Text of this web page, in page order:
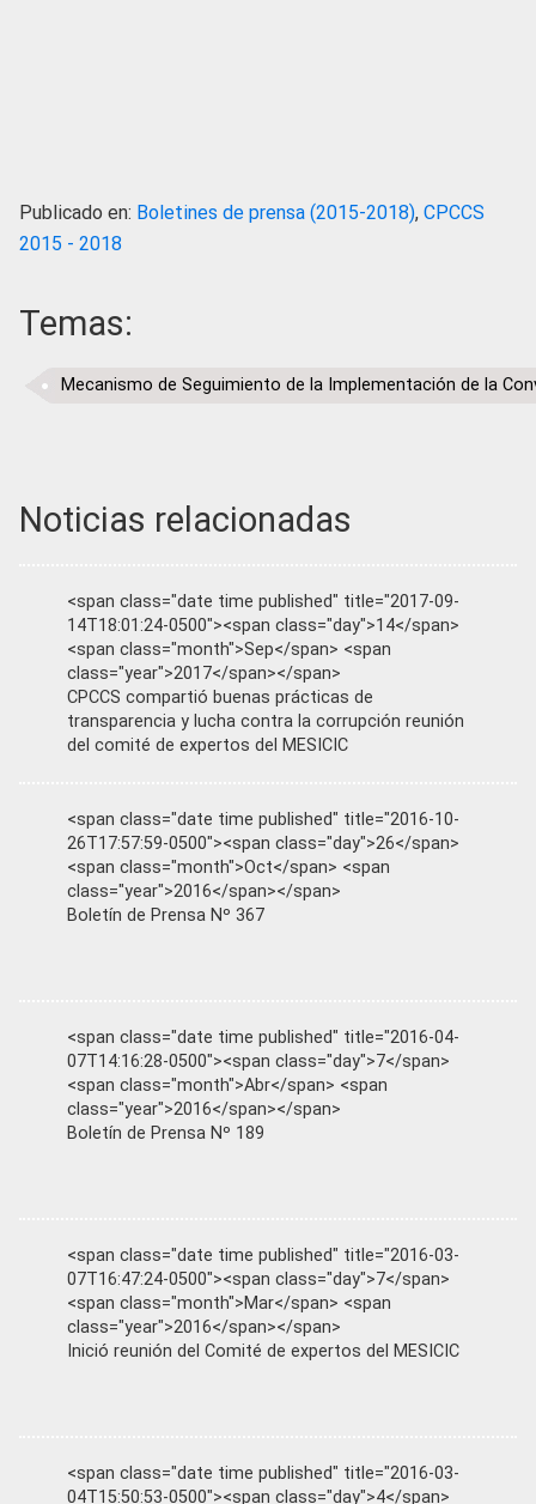
Publicado en: Boletines de prensa (2015-2018), CPCCS
2015 - 2018
Temas:
Mecanismo de Seguimiento de la Implementación de la
Noticias relacionadas
<span class="date time published" title="2017-09-
14T18:01:24-0500"><span class="day">14</span>
<span class="month">Sep</span> <span
class="year">2017</span></span>
CPCCS compartió buenas prácticas de
transparencia y lucha contra la corrupción reunión
del comité de expertos del MESICIC
<span class="date time published" title="2016-10-
26T17:57:59-0500"><span class="day">26</span>
<span class="month">Oct</span> <span
class="year">2016</span></span>
Boletín de Prensa Nº 367
<span class="date time published" title="2016-04-
07T14:16:28-0500"><span class="day">7</span>
<span class="month">Abr</span> <span
class="year">2016</span></span>
Boletín de Prensa Nº 189
<span class="date time published" title="2016-03-
07T16:47:24-0500"><span class="day">7</span>
<span class="month">Mar</span> <span
class="year">2016</span></span>
Inició reunión del Comité de expertos del MESICIC
<span class="date time published" title="2016-03-
04T15:50:53-0500"><span class="day">4</span>